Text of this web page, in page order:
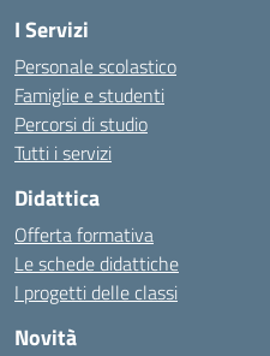
I Servizi
Personale scolastico
Famiglie e studenti
Percorsi di studio
Tutti i servizi
Didattica
Offerta formativa
Le schede didattiche
I progetti delle classi
Novità